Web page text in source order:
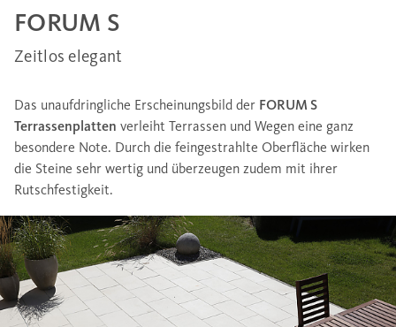
FORUM S
Zeitlos elegant
Das unaufdringliche Erscheinungsbild der FORUM S
Terrassenplatten verleiht Terrassen und Wegen eine ganz
besondere Note. Durch die feingestrahlte Oberfläche wirken
die Steine sehr wertig und überzeugen zudem mit ihrer
Rutschfestigkeit.